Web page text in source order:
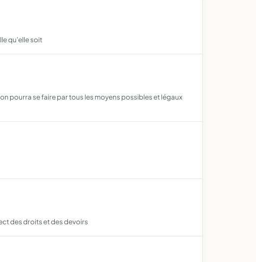
qu'elle soit
pourra se faire par tous les moyens possibles et légaux
des droits et des devoirs